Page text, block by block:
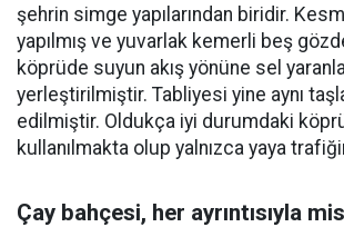
şehrin simge yapılarından biridir.
yapılmış ve yuvarlak kemerli beş
köprüde suyun akış yönüne sel
yerleştirilmiştir. Tabliyesi yine aynı
edilmiştir. Oldukça iyi durumdaki
kullanılmakta olup yalnızca yaya
Çay bahçesi, her ayrıntısıyla